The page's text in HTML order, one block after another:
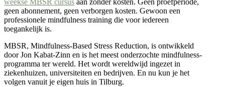
weekse MBSR cursus aan zonder kosten. Geen proefperiode,
geen abonnement, geen verborgen kosten. Gewoon een
professionele mindfulness training die voor iedereen
toegankelijk is.
MBSR, Mindfulness-Based Stress Reduction, is ontwikkeld
door Jon Kabat-Zinn en is het meest onderzochte mindfulness-
programma ter wereld. Het wordt wereldwijd ingezet in
ziekenhuizen, universiteiten en bedrijven. En nu kun je het
volgen vanuit je eigen huis in Tilburg.